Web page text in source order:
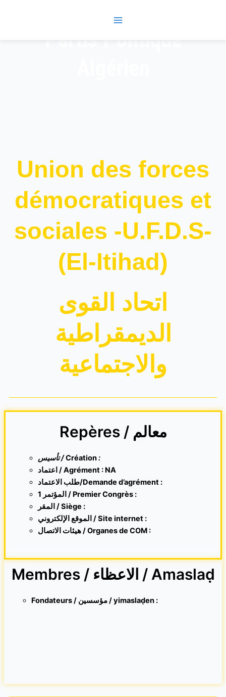
Union des forces
démocratiques et
sociales -U.F.D.S-
(El-Itihad)
اتحاد القوى
الديمقراطية
والاجتماعية
Repères / معالم
تأسيس /Création:
اعتماد / Agrément : NA
طلب الاعتماد/Demande d’agrément :
1 المؤتمر / Premier Congrès :
المقر /Siège :
الموقع الإلكتروني /Site internet:
هيئات الاتصال / Organes de COM :
Membres / الاعظاء / Amaslaḍ
Fondateurs / مؤسسين / yimaslaḍen :